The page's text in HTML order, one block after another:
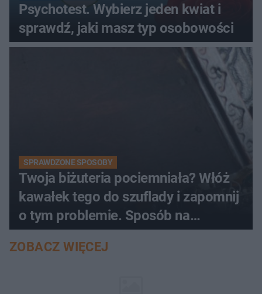
Psychotest. Wybierz jeden kwiat i
sprawdź, jaki masz typ osobowości
SPRAWDZONE SPOSOBY
Twoja biżuteria pociemniała? Włóż
kawałek tego do szuflady i zapomnij
o tym problemie. Sposób na
pociemniałą biżuterię
ZOBACZ WIĘCEJ